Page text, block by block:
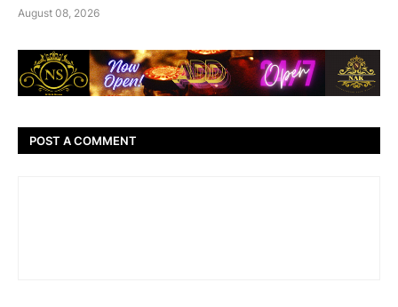
August 08, 2026
POST A COMMENT